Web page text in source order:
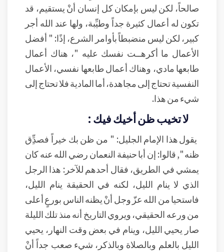
صالحاً، لكن ليس بإمكان كل إنسان أنْ يستقيم، قد
تكون له أعمال كثيرة جداً وطيِّبة، ولها عند الله أجر
كبير، لكن ليس منضبطاً بأوامر الشرع، إذًا: " أفضل
الأعمال ما أكرهــت نفسك عليه "، هناك أعمال
طابعها مادي، وهناك أعمال طابعها نفسي، الأعمال
النفسية تحتاج إلى مجاهدة، أما المادية فلا تحتاج إلى
شيء من هذا.
لا تخيب ظن أخيك فيك :
يقول هذا الإمام الجليل: " من ظن بك خيراً فصدِِّق
ظنه ", قالوا: إن أبا حنيفة النعمان رضي الله عنه كان
يمشي في الطريق، فقال أحدهم للآخر: هذا الرجل
الذي لا ينام الليل، لكنه في الحقيقة ينام الليل،
فاستحيا من الله عزّ وجل أنْ يظنه الناس بورعٍ أعلى
من ورعه الحقيقي، ويروي التاريخ أنه منذ تلك الليلة
صار يحيي الليل، وينام في بعض وقت النهار، يحيي
الليل بالعلم وبالصلاة وبالذكر، شيء صعب جداً أنْ